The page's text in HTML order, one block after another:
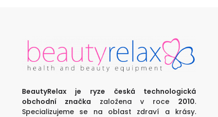
BeautyRelax je ryze česká technologická
obchodní značka založena v roce 2010.
Specializujeme se na oblast zdraví a krásy.